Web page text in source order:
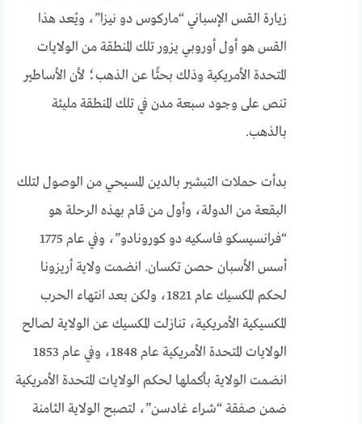
زيارة القس الإسباني “ماركوس دو نيزا”، ويُعد هذا
القس هو أول أوروبي يزور تلك المنطقة من الولايات
المتحدة الأمريكية وذلك بحثًا عن الذهب؛ لأن الأساطير
تنص على وجود سبعة مدن في تلك المنطقة مليئة
بالذهب.
بدأت حملات التبشير بالدين المسيحي من الوصول لتلك
البقعة من الدولة، وأول من قام بهذه الرحلة هو
“فرانسيسكو فاسكيه دو كورونادو”، وفي عام 1775
أسس الأسبان حصن تكسان. انضمت ولاية أريزونا
لحكم المكسيك عام 1821، ولكن بعد انتهاء الحرب
المكسيكية الأمريكية، تنازلت المكسيك عن الولاية لصالح
الولايات المتحدة الأمريكية عام 1848، وفي عام 1853
انضمت الولاية بأكملها لحكم الولايات المتحدة الأمريكية
ضمن صفقة “شراء غادسن”، لتصبح الولاية الثامنة